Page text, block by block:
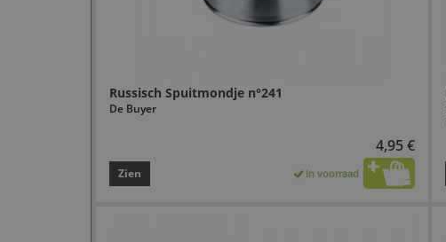
Russisch Spuitmondje n°241
De Buyer
4,95 €
Zien In voorraad